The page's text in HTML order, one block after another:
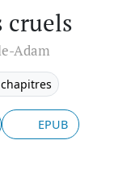
cruels
Adam
EPUB